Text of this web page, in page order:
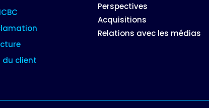
du client
Perspectives
Acquisitions
Relations avec les médias